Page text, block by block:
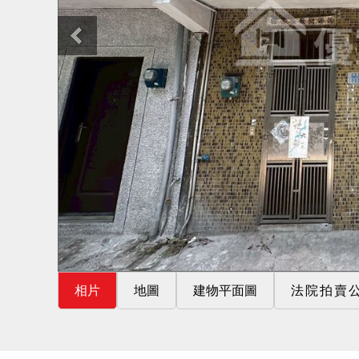
相片 地圖 建物平面圖 法院拍賣